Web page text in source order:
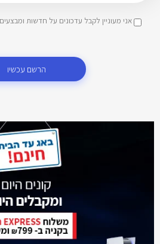
אני מעוניין לקבל עדכונים על חדשות
הרשם עכשיו